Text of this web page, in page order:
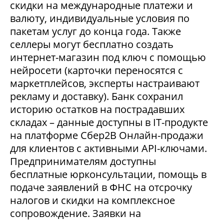
скидки на международные платежи и
валюту, индивидуальные условия по
пакетам услуг до конца года. Также
селлеры могут бесплатно создать
интернет-магазин под ключ с помощью
нейросети (карточки переносятся с
маркетплейсов, эксперты настраивают
рекламу и доставку). Банк сохранил
историю остатков на пострадавших
складах – данные доступны в IT-продукте
на платформе Сбер2В Онлайн-продажи
для клиентов с активными API-ключами.
Предпринимателям доступны
бесплатные юрконсультации, помощь в
подаче заявлений в ФНС на отсрочку
налогов и скидки на комплексное
сопровождение. Заявки на